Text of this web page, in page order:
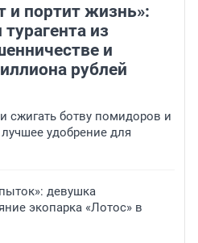
и портит жизнь»:
из
и
рублей
сжигать ботву помидоров и
удобрение для
девушка
экопарка «Лотос» в